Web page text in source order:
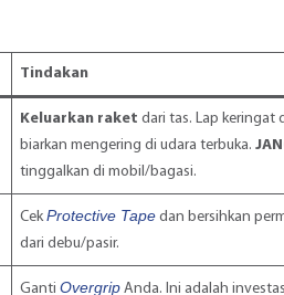
Tindakan
Keluarkan raket dari tas. Lap keringat
biarkan mengering di udara terbuka.
tinggalkan di mobil/bagasi.
CekProtective Tape dan bersihkan
dari debu/pasir.
Ganti Overgrip Anda. Ini adalah